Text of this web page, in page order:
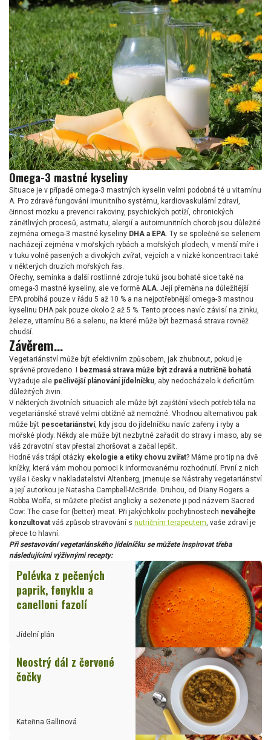
Omega-3 mastné kyseliny
Situace je v případě omega-3 mastných kyselin velmi podobná té u vitamínu
A. Pro zdravé fungování imunitního systému, kardiovaskulární zdraví,
činnost mozku a prevenci rakoviny, psychických potíží, chronických
zánětlivých procesů, astmatu, alergií a autoimunitních chorob jsou důležité
zejména omega-3 mastné kyseliny DHA a EPA . Ty se společně se selenem
nacházejí zejména v mořských rybách a mořských plodech, v menší míře i
v tuku volně pasených a divokých zvířat, vejcích a v nízké koncentraci také
v některých druzích mořských řas.
Ořechy, semínka a další rostlinné zdroje tuků jsou bohaté sice také na
omega-3 mastné kyseliny, ale ve formě ALA . Její přeměna na důležitější
EPA probíhá pouze v řádu 5 až 10 % a na nejpotřebnější omega-3 mastnou
kyselinu DHA pak pouze okolo 2 až 5 %. Tento proces navíc závisí na zinku,
železe, vitamínu B6 a selenu, na které může být bezmasá strava rovněž
chudší.
Závěrem...
Vegetariánství může být efektivním způsobem, jak zhubnout, pokud je
správně provedeno. I bezmasá strava může být zdravá a nutričně bohatá
Vyžaduje ale pečlivější plánování jídelníčku , aby nedocházelo k deficitům
důležitých živin.
V některých životních situacích ale může být zajištění všech potřeb těla na
vegetariánské stravě velmi obtížné až nemožné. Vhodnou alternativou pak
může být pescetariánství, kdy jsou do jídelníčku navíc zařeny i ryby a
mořské plody. Někdy ale může být nezbytné zařadit do stravy i maso, aby se
váš zdravotní stav přestal zhoršovat a začal lepšit.
Hodně vás trápí otázky ekologie a etiky chovu zvířat? Máme pro tip na dvě
knížky, která vám mohou pomoci k informovanému rozhodnutí. První z nich
vyšla i česky v nakladatelství Altenberg, jmenuje se Nástrahy vegetariánství
a její autorkou je Natasha Campbell-McBride. Druhou, od Diany Rogers a
Robba Wolfa, si můžete přečíst anglicky a seženete ji pod názvem Sacred
Cow: The case for (better) meat. Při jakýchkoliv pochybnostech neváhejte
konzultovat váš způsob stravování s nutričním terapeutem , vaše zdraví je
přece to hlavní.
Při sestavování vegetariánského jídelníčku se můžete inspirovat třeba
následujícími výživnými recepty:
Polévka z pečených
paprik, fenyklu a
canelloni fazolí
Jídelní plán
Neostrý dál z červené
čočky
Kateřina Gallinová